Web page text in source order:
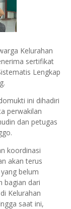
Kelurahan
sertifikat
Lengkap
ini dihadiri
perwakilan
dan petugas
koordinasi
akan terus
belum
bagian dari
Kelurahan
saat ini,